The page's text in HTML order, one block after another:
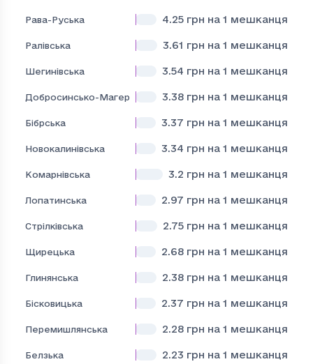
Рава-Руська 4.25 грн на 1 мешканця
Ралівська 3.61 грн на 1 мешканця
Шегинівська 3.54 грн на 1 мешканця
Добросинсько-Магерівська 3.38 грн на 1 мешканця
Бібрська 3.37 грн на 1 мешканця
Новокалинівська 3.34 грн на 1 мешканця
Комарнівська 3.2 грн на 1 мешканця
Лопатинська 2.97 грн на 1 мешканця
Стрілківська 2.75 грн на 1 мешканця
Щирецька 2.68 грн на 1 мешканця
Глинянська 2.38 грн на 1 мешканця
Бісковицька 2.37 грн на 1 мешканця
Перемишлянська 2.28 грн на 1 мешканця
Белзька 2.23 грн на 1 мешканця